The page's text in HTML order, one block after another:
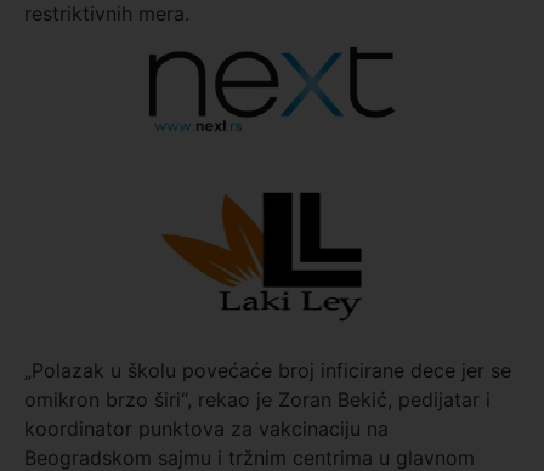
restriktivnih mera.
„Polazak u školu povećaće broj inficirane dece jer se
omikron brzo širi“, rekao je Zoran Bekić, pedijatar i
koordinator punktova za vakcinaciju na
Beogradskom sajmu i tržnim centrima u glavnom